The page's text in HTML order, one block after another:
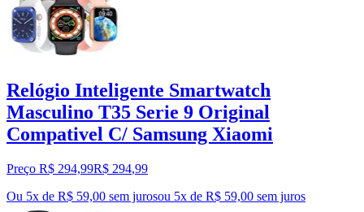
Relógio Inteligente Smartwatch
Masculino T35 Serie 9 Original
Compativel C/ Samsung Xiaomi
Preço R$ 294,99R$ 294,99
Ou 5x de R$ 59,00 sem jurosou 5x de R$ 59,00 sem juros